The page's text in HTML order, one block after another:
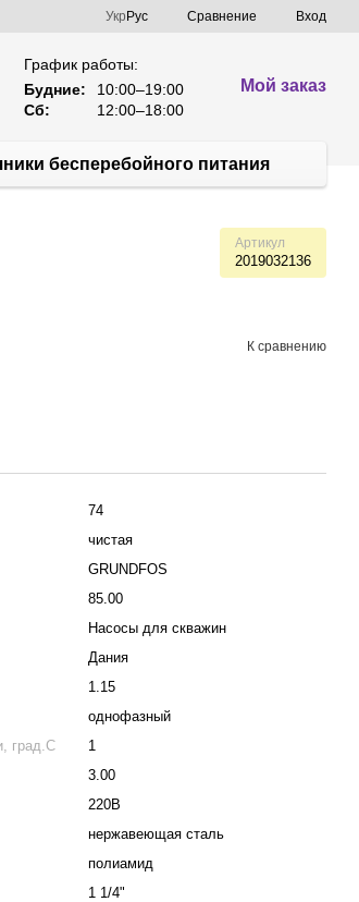
Укр Рус Сравнение Вход
График работы:
Будние:
10:00–19:00
Сб:
12:00–18:00
Мой заказ
бесперебойного питания
Артикул
2019032136
К сравнению
74
чистая
GRUNDFOS
85.00
Насосы для скважин
Дания
1.15
однофазный
град.С
1
3.00
220В
нержавеющая сталь
полиамид
1 1/4"